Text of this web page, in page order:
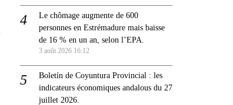
Le chômage augmente de 600
personnes en Estrémadure mais baisse
de 16 % en un an, selon l’EPA.
3 août 2026 16:12
Boletín de Coyuntura Provincial : les
indicateurs économiques andalous du 27
juillet 2026.